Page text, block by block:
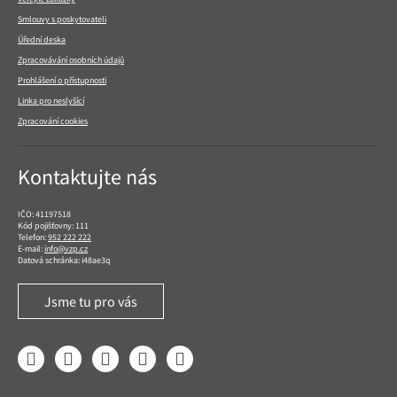
Smlouvy s poskytovateli
Úřední deska
Zpracovávání osobních údajů
Prohlášení o přístupnosti
Linka pro neslyšící
Zpracování cookies
Kontaktujte nás
IČO: 41197518
Kód pojišťovny: 111
Telefon:952 222 222
E-mail:info@vzp.cz
Datová schránka: i48ae3q
Jsme tu pro vás
FacebookLinkedIn YouTube InstagramTwitter